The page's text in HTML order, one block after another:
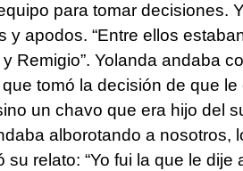
para tomar decisiones.
y apodos. “Entre ellos
Remigio”. Yolanda andaba
tomó la decisión de que
un chavo que era hijo del
alborotando a nosotros,
su relato: “Yo fui la que le